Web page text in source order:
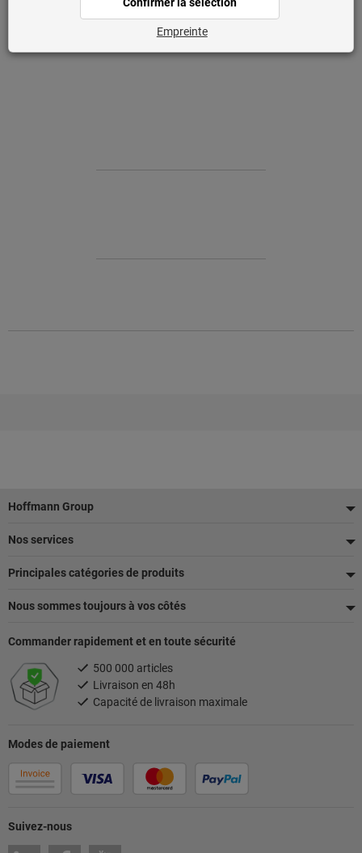
Pied
de
page
Hoffmann Group
Nos services
Principales catégories de produits
Nous sommes toujours à vos côtés
Suivez-nous
Modes de paiement
Commander rapidement et en toute sécurité
500 000 articles
Livraison en 48h
Capacité de livraison maximale